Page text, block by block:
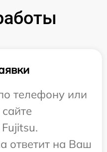
телефону или
ответит на Ваш